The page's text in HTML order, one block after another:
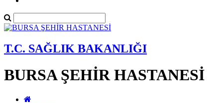
T.C. SAĞLIK BAKANLIĞI
BURSA ŞEHİR HASTANESİ